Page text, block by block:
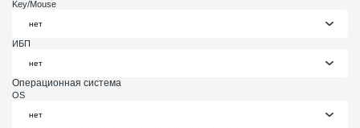
Key/Mouse
ИБП
Операционная система
OS